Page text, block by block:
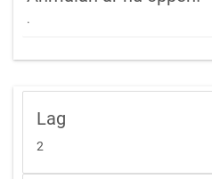
Lördagen den 26 september 2026
(heldag kl 08-18)
Spelplats
.
Lag
2